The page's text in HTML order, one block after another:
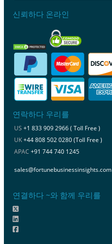
신뢰하다 온라인
연락하다 우리를
US +1 833 909 2966 ( Toll Free )
UK+44 808 502 0280 (Toll Free )
APAC +91 744 740 1245
sales@fortunebusinessinsights.com
연결하다 ~와 함께 우리를